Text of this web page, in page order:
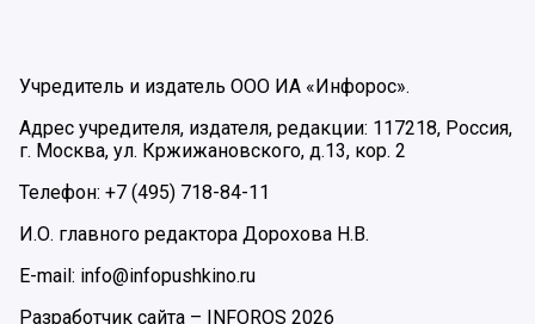
Учредитель и издатель ООО ИА «Инфорос».
Адрес учредителя, издателя, редакции: 117218, Россия,
г. Москва, ул. Кржижановского, д.13, кор. 2
Телефон: +7 (495) 718-84-11
И.О. главного редактора Дорохова Н.В.
E-mail: info@infopushkino.ru
Разработчик сайта – INFOROS 2026